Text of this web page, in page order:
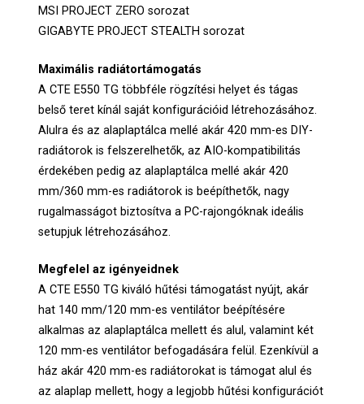
MSI PROJECT ZERO sorozat
GIGABYTE PROJECT STEALTH sorozat
Maximális radiátortámogatás
A CTE E550 TG többféle rögzítési helyet és tágas
belső teret kínál saját konfigurációid létrehozásához.
Alulra és az alaplaptálca mellé akár 420 mm-es DIY-
radiátorok is felszerelhetők, az AIO-kompatibilitás
érdekében pedig az alaplaptálca mellé akár 420
mm/360 mm-es radiátorok is beépíthetők, nagy
rugalmasságot biztosítva a PC-rajongóknak ideális
setupjuk létrehozásához.
Megfelel az igényeidnek
A CTE E550 TG kiváló hűtési támogatást nyújt, akár
hat 140 mm/120 mm-es ventilátor beépítésére
alkalmas az alaplaptálca mellett és alul, valamint két
120 mm-es ventilátor befogadására felül. Ezenkívül a
ház akár 420 mm-es radiátorokat is támogat alul és
az alaplap mellett, hogy a legjobb hűtési konfigurációt